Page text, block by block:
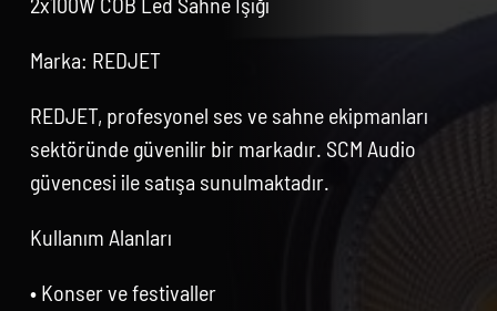
Marka: REDJET
REDJET, profesyonel ses ve sahne ekipmanları
sektöründe güvenilir bir markadır. SCM Audio
güvencesi ile satışa sunulmaktadır.
Kullanım Alanları
• Konser ve festivaller